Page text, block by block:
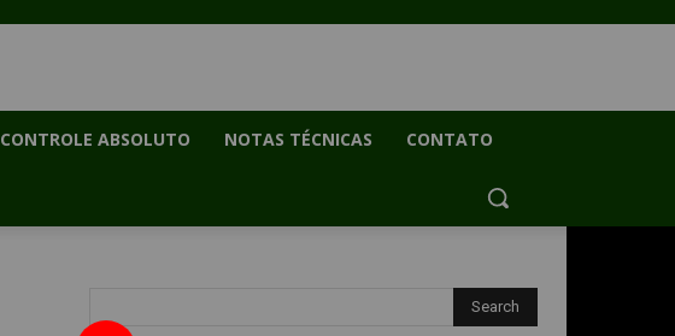
CONTROLE ABSOLUTO NOTAS TÉCNICAS CONTATO